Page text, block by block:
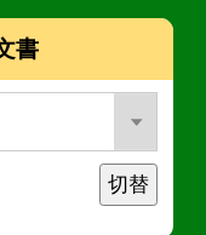
書
切替